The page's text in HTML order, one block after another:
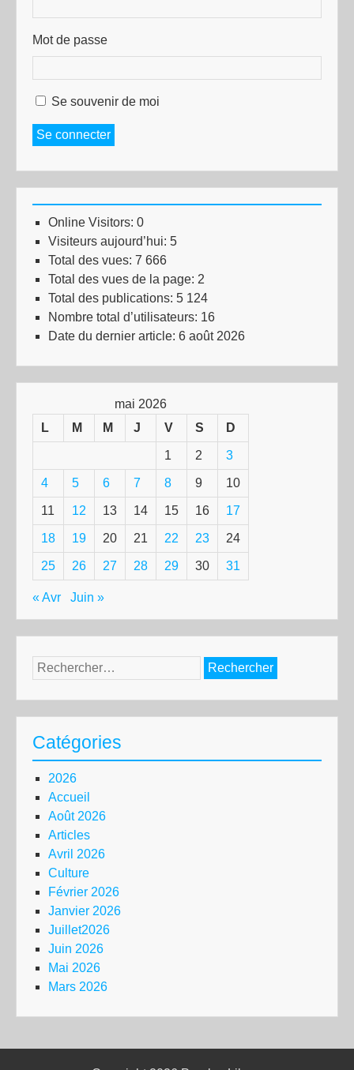
Mot de passe
Se souvenir de moi
Se connecter
Online Visitors: 0
Visiteurs aujourd’hui: 5
Total des vues: 7 666
Total des vues de la page: 2
Total des publications: 5 124
Nombre total d’utilisateurs: 16
Date du dernier article: 6 août 2026
mai 2026
L
M M J V S D
1 2 3
4 5 6 7 8 9 10
11 12 13 14 15 16 17
18 19 20 21 22 23 24
25 26 27 28 29 30 31
« Avr Juin »
Rechercher :
Catégories
2026
Accueil
Août 2026
Articles
Avril 2026
Culture
Février 2026
Janvier 2026
Juillet2026
Juin 2026
Mai 2026
Mars 2026